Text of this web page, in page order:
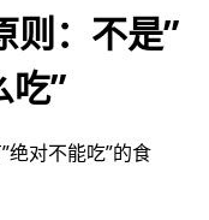
则：不是”
吃”
绝对不能吃”的食